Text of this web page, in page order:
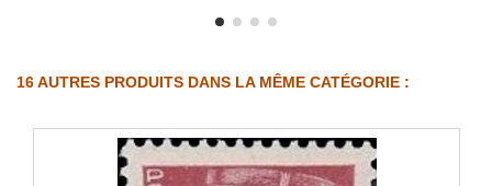
16 AUTRES PRODUITS DANS LA MÊME CATÉGORIE :